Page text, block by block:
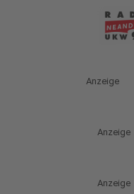
Anzeige
Anzeige
Anzeige